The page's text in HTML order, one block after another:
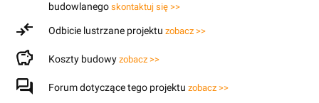
budowlanego skontaktuj się >>
Odbicie lustrzane projektu zobacz >>
Koszty budowy zobacz >>
Forum dotyczące tego projektu zobacz >>